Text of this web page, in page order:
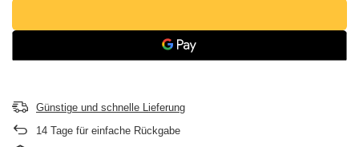
Günstige und schnelle Lieferung
14 Tage für einfache Rückgabe